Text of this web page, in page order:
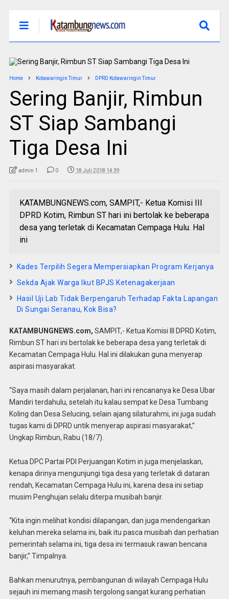
Home Kotawaringin Timur DPRD Kotawaringin Timur
Sering Banjir, Rimbun
ST Siap Sambangi
Tiga Desa Ini
admin 1 0 18 Juli 2018 14:39
KATAMBUNGNEWS.com, SAMPIT,- Ketua Komisi III
DPRD Kotim, Rimbun ST hari ini bertolak ke beberapa
desa yang terletak di Kecamatan Cempaga Hulu. Hal
ini
Kades Terpilih Segera Mempersiapkan Program Kerjanya
Sekda Ajak Warga Ikut BPJS Ketenagakerjaan
Hasil Uji Lab Tidak Berpengaruh Terhadap Fakta Lapangan
Di Sungai Seranau, Kok Bisa?
KATAMBUNGNEWS.com, SAMPIT,- Ketua Komisi III DPRD Kotim,
Rimbun ST hari ini bertolak ke beberapa desa yang terletak di
Kecamatan Cempaga Hulu. Hal ini dilakukan guna menyerap
aspirasi masyarakat.
“Saya masih dalam perjalanan, hari ini rencananya ke Desa Ubar
Mandiri terdahulu, setelah itu kalau sempat ke Desa Tumbang
Koling dan Desa Selucing, selain ajang silaturahmi, ini juga sudah
tugas kami di DPRD untik menyerap aspirasi masyarakat,”
Ungkap Rimbun, Rabu (18/7).
Ketua DPC Partai PDI Perjuangan Kotim in juga menjelaskan,
kenapa dirinya mengunjungi tiga desa yang terletak di dataran
rendah, Kecamatan Cempaga Hulu ini, karena desa ini setiap
musim Penghujan selalu diterpa musibah banjir.
“Kita ingin melihat kondisi dilapangan, dan juga mendengarkan
keluhan mereka selama ini, baik itu pasca musibah dan perhatian
pemerintah selama ini, tiga desa ini termasuk rawan bencana
banjir,” Timpalnya.
Bahkan menurutnya, pembangunan di wilayah Cempaga Hulu
sejauh ini memang masih tergolong sangat kurang perhatian